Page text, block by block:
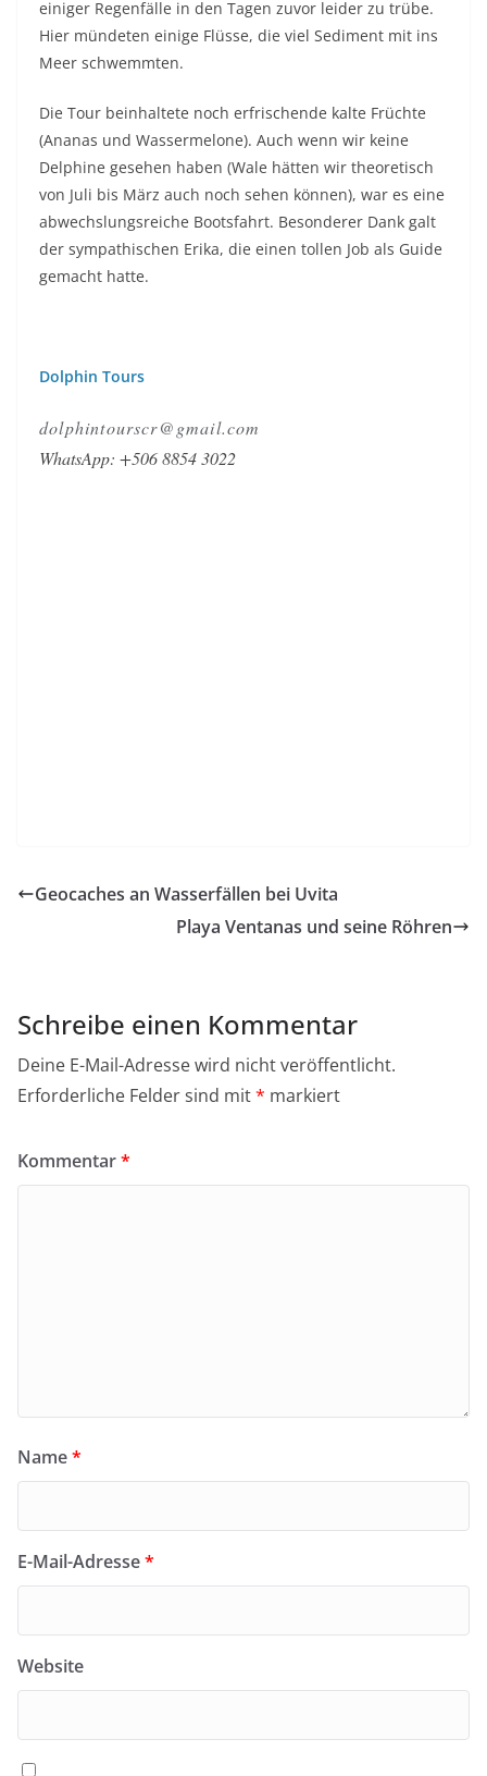
einiger Regenfälle in den Tagen zuvor leider zu trübe.
Hier mündeten einige Flüsse, die viel Sediment mit ins
Meer schwemmten.
Die Tour beinhaltete noch erfrischende kalte Früchte
(Ananas und Wassermelone). Auch wenn wir keine
Delphine gesehen haben (Wale hätten wir theoretisch
von Juli bis März auch noch sehen können), war es eine
abwechslungsreiche Bootsfahrt. Besonderer Dank galt
der sympathischen Erika, die einen tollen Job als Guide
gemacht hatte.
Dolphin Tours
dolphintourscr@gmail.com
WhatsApp: +506 8854 3022
Geocaches an Wasserfällen bei Uvita
Playa Ventanas und seine Röhren
Schreibe einen Kommentar
Deine E-Mail-Adresse wird nicht veröffentlicht.
Erforderliche Felder sind mit* markiert
Kommentar*
Name*
E-Mail-Adresse*
Website